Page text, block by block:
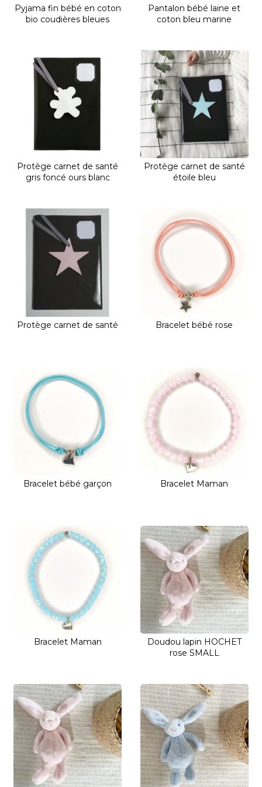
Pyjama fin bébé en coton
bio coudières bleues
Pantalon bébé laine et
coton bleu marine
Protège carnet de santé
gris foncé ours blanc
Protège carnet de santé
étoile bleu
Protège carnet de santé Bracelet bébé rose
Bracelet bébé garçon Bracelet Maman
Bracelet Maman
Doudou lapin HOCHET
rose SMALL